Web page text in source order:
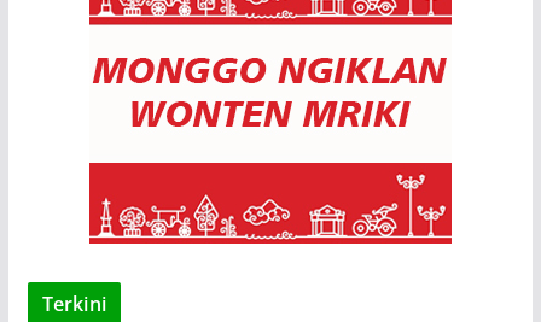
Terkini